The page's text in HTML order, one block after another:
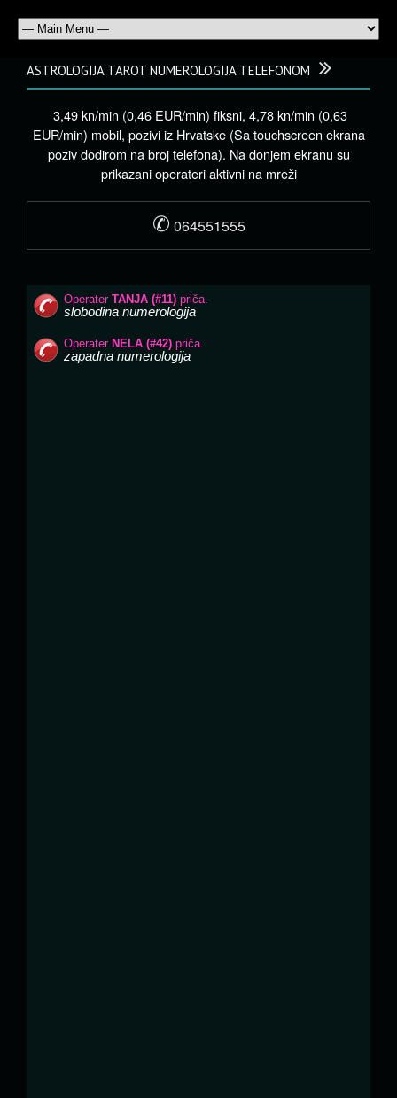
ASTROLOGIJA TAROT NUMEROLOGIJA TELEFONOM
3,49 kn/min (0,46 EUR/min) fiksni, 4,78 kn/min (0,63
EUR/min) mobil, pozivi iz Hrvatske (Sa touchscreen ekrana
poziv dodirom na broj telefona). Na donjem ekranu su
prikazani operateri aktivni na mreži
✆ 064551555